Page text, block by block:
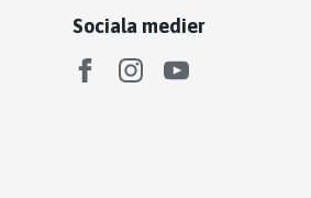
Sociala medier